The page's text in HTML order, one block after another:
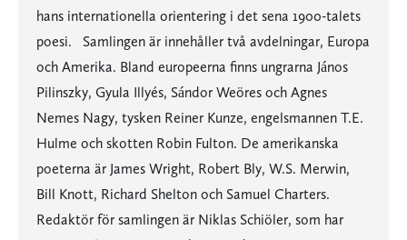
hans internationella orientering i det sena 1900-talets
poesi. Samlingen är innehåller två avdelningar, Europa
och Amerika. Bland europeerna finns ungrarna János
Pilinszky, Gyula Illyés, Sándor Weöres och Agnes
Nemes Nagy, tysken Reiner Kunze, engelsmannen T.E.
Hulme och skotten Robin Fulton. De amerikanska
poeterna är James Wright, Robert Bly, W.S. Merwin,
Bill Knott, Richard Shelton och Samuel Charters.
Redaktör för samlingen är Niklas Schiöler, som har